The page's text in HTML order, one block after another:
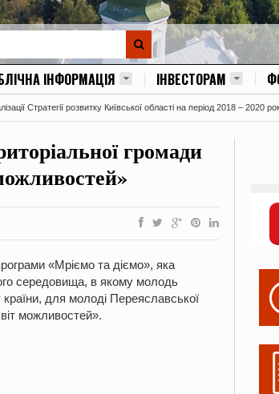
ІНФОРМАЦІЯ ІНВЕСТОРАМ
Стратегії розвитку Київської області на період 2018 – 2020
громади
«Мріємо та діємо», яка
середовища, в якому молодь
країни, для молоді Переяславської
можливостей».